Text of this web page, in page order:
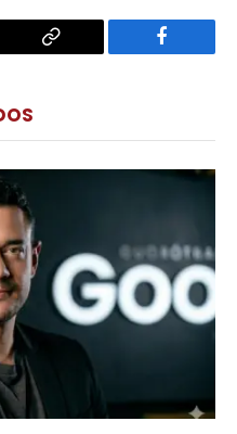
Copy
Facebook